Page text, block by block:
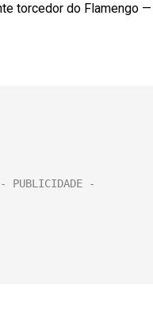
torcedor do Flamengo